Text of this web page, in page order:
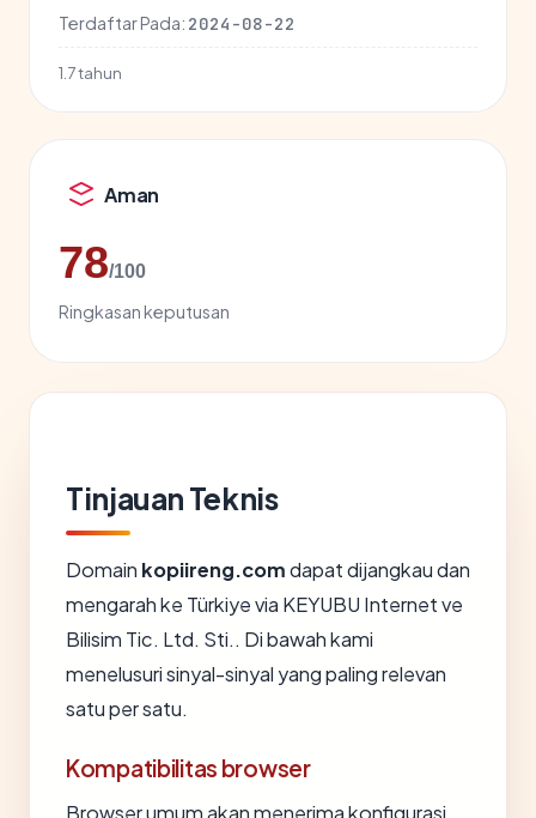
Terdaftar Pada: 2024-08-22
1.7 tahun
Aman
78/100
Ringkasan keputusan
Tinjauan Teknis
Domain kopiireng.comdapat dijangkau dan
mengarah ke Türkiye via KEYUBU Internet ve
Bilisim Tic. Ltd. Sti.. Di bawah kami
menelusuri sinyal-sinyal yang paling relevan
satu per satu.
Kompatibilitas browser
Browser umum akan menerima konfigurasi